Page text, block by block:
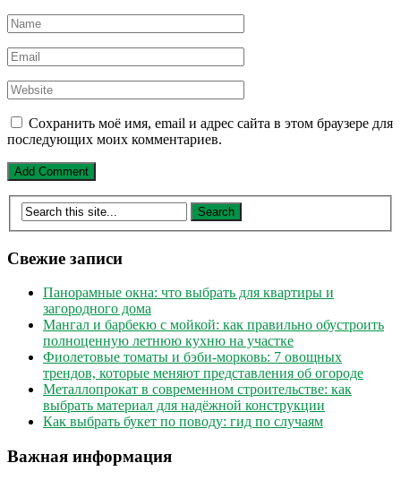
Сохранить моё имя, email и адрес сайта в этом браузере для
последующих моих комментариев.
Свежие записи
Панорамные окна: что выбрать для квартиры и
загородного дома
Мангал и барбекю с мойкой: как правильно обустроить
полноценную летнюю кухню на участке
Фиолетовые томаты и бэби-морковь: 7 овощных
трендов, которые меняют представления об огороде
Металлопрокат в современном строительстве: как
выбрать материал для надёжной конструкции
Как выбрать букет по поводу: гид по случаям
Важная информация